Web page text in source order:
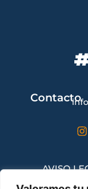
Contacto
AVISO